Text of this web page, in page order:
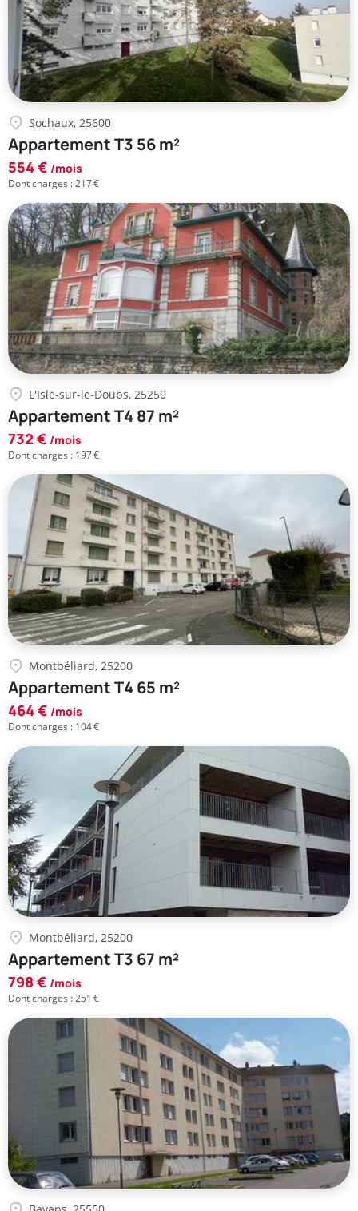
Sochaux, 25600
Appartement T3 56 m²
554 € /mois
Dont charges : 217 €
L'Isle-sur-le-Doubs, 25250
Appartement T4 87 m²
732 € /mois
Dont charges : 197 €
Montbéliard, 25200
Appartement T4 65 m²
464 € /mois
Dont charges : 104 €
Montbéliard, 25200
Appartement T3 67 m²
798 € /mois
Dont charges : 251 €